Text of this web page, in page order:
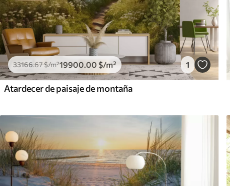
33166.67$/m²19900 .00 $/m² 1
Atardecer de paisaje de montaña